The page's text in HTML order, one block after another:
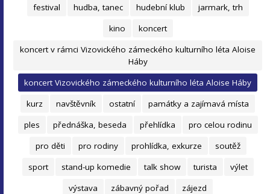
festival
hudba, tanec hudební klub
jarmark, trh
kino
koncert
koncert v rámci Vizovického zámeckého kulturního léta Aloise
Háby
koncert Vizovického zámeckého kulturního léta Aloise Háby
kurz
navštěvník ostatní
památky a zajímavá místa
ples
přednáška, beseda přehlídka
pro celou rodinu
pro děti
pro rodiny prohlídka, exkurze
soutěž
sport
stand-up komedie talk show turista
výlet
výstava
zábavný pořad zájezd